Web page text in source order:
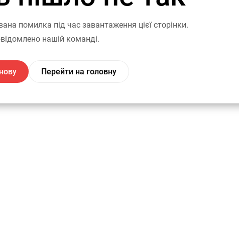
помилка під час завантаження цієї сторінки.
нашій команді.
Перейти на головну